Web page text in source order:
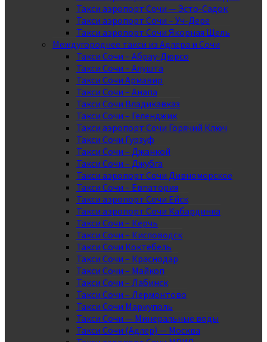
Такси аэропорт Сочи — Эсто-Садок
Такси аэропорт Сочи – Уч-Дере
Такси аэропорт Сочи Якорная Щель
Междугороднее такси из Адлера и Сочи
Такси Сочи – Абрау-Дюрсо
Такси Сочи – Алушта
Такси Сочи Армавир
Такси Сочи – Анапа
Такси Сочи Владикавказ
Такси Сочи – Геленджик
Такси аэропорт Сочи Горячий Ключ
Такси Сочи Гурзуф
Такси Сочи – Джанкой
Такси Сочи – Джубга
Такси аэропорт Сочи Дивноморское
Такси Сочи – Евпатория
Такси аэропорт Сочи Ейск
Такси аэропорт Сочи Кабардинка
Такси Сочи – Керчь
Такси Сочи – Кисловодск
Такси Сочи Коктебель
Такси Сочи – Краснодар
Такси Сочи – Майкоп
Такси Сочи – Лабинск
Такси Сочи – Лермонтово
Такси Сочи Мариуполь
Такси Сочи — Минеральные воды
Такси Сочи (Адлер) — Москва